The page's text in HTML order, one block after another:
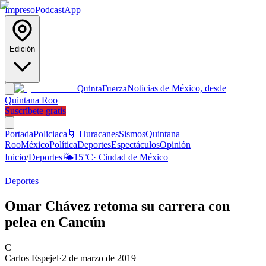
ImpresoPodcastApp
Edición
QuintaFuerzaNoticias de México, desde
Quintana Roo
Suscríbete gratis
PortadaPoliciaca 🌀 HuracanesSismosQuintana
RooMéxicoPolíticaDeportesEspectáculosOpinión
Inicio/Deportes🌤️15°C· Ciudad de México
Deportes
Omar Chávez retoma su carrera con
pelea en Cancún
C
Carlos Espejel·2 de marzo de 2019